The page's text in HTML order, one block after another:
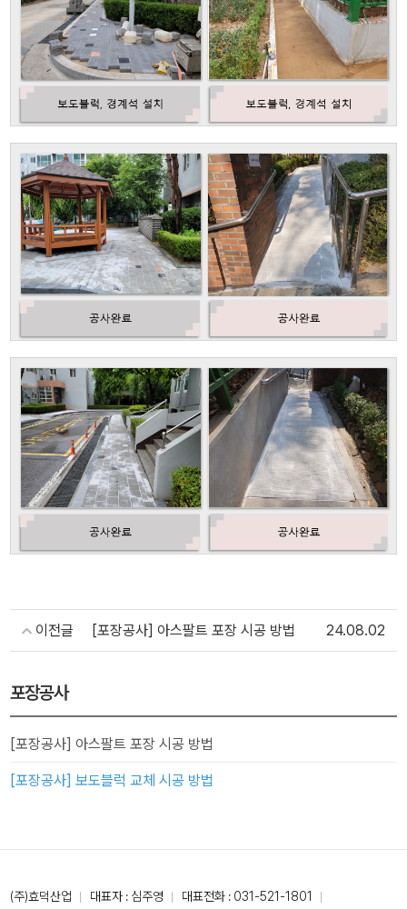
포장공사
[포장공사] 아스팔트 포장 시공 방법
[포장공사] 보도블럭 교체 시공 방법
이전글 [포장공사] 아스팔트 포장 시공 방법 24.08.02
(주)효덕산업 대표자 : 심주영 대표전화 : 031-521-1801